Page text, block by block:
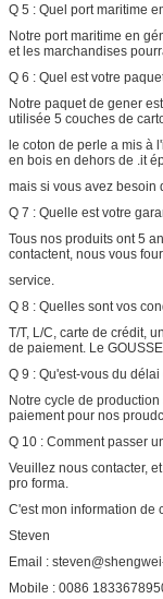
Q 5 : Quel port maritime
Notre port maritime en
et les marchandises
Q 6 : Quel est votre
Notre paquet de gener
utilisée 5 couches de
le coton de perle a mis à
en bois en dehors de .it
mais si vous avez besoin
Q 7 : Quelle est votre
Tous nos produits ont 5
contactent, nous vous
service.
Q 8 : Quelles sont vos
T/T, L/C, carte de crédit,
de paiement. Le
Q 9 : Qu'est-vous du
Notre cycle de
paiement pour nos
Q 10 : Comment passer
Veuillez nous contacter,
pro forma.
C'est mon information de
Steven
Email :
Mobile : 0086